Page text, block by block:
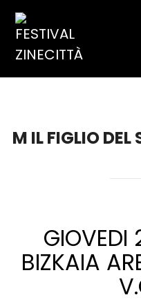
M IL FIGLIO DEL
GIOVEDI
BIZKAIA